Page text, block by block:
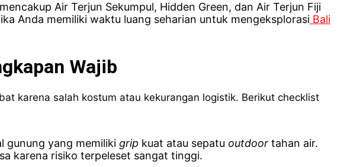
Air Terjun Sekumpul, Hidden Green, dan Air Terjun Fiji
Anda memiliki waktu luang seharian untuk mengeksplorasiBali
Wajib
karena salah kostum atau kekurangan logistik. Berikut checklist
gunung yang memiliki grip kuat atau sepatu outdoortahan air.
karena risiko terpeleset sangat tinggi.